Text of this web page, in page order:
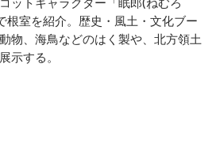
根室を紹介。歴史・風土・文化ブー
物、海鳥などのはく製や、北方領土
示する。